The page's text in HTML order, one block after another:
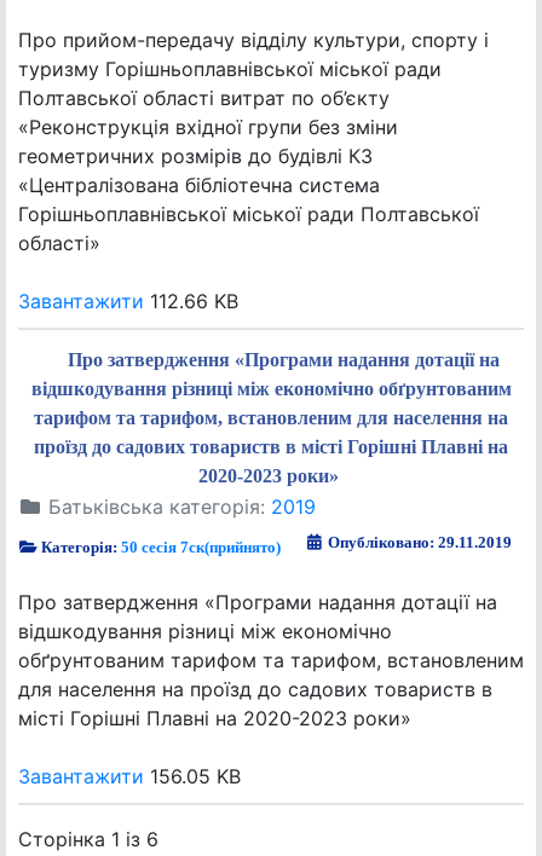
Про прийом-передачу відділу культури, спорту і
туризму Горішньоплавнівської міської ради
Полтавської області витрат по об’єкту
«Реконструкція вхідної групи без зміни
геометричних розмірів до будівлі КЗ
«Централізована бібліотечна система
Горішньоплавнівської міської ради Полтавської
області»
Завантажити 112.66 KB
Про затвердження «Програми надання дотації на
відшкодування різниці між економічно обґрунтованим
тарифом та тарифом, встановленим для населення на
проїзд до садових товариств в місті Горішні Плавні на
2020-2023 роки»
Батьківська категорія: 2019
Категорія:50 сесія 7ск(прийнято) Опубліковано: 29.11.2019
Про затвердження «Програми надання дотації на
відшкодування різниці між економічно
обґрунтованим тарифом та тарифом, встановленим
для населення на проїзд до садових товариств в
місті Горішні Плавні на 2020-2023 роки»
Завантажити 156.05 KB
Сторінка 1 із 6